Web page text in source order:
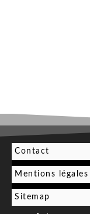
Contact
Mentions légales
Sitemap